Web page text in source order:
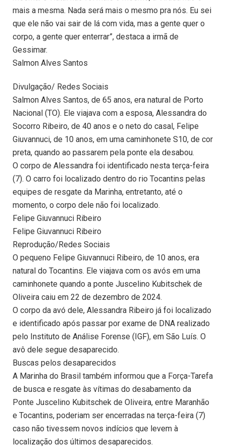
mais a mesma. Nada será mais o mesmo pra nós. Eu sei
que ele não vai sair de lá com vida, mas a gente quer o
corpo, a gente quer enterrar”, destaca a irmã de
Gessimar.
Salmon Alves Santos
Divulgação/ Redes Sociais
Salmon Alves Santos, de 65 anos, era natural de Porto
Nacional (TO). Ele viajava com a esposa, Alessandra do
Socorro Ribeiro, de 40 anos e o neto do casal, Felipe
Giuvannuci, de 10 anos, em uma caminhonete S10, de cor
preta, quando ao passarem pela ponte ela desabou.
O corpo de Alessandra foi identificado nesta terça-feira
(7). O carro foi localizado dentro do rio Tocantins pelas
equipes de resgate da Marinha, entretanto, até o
momento, o corpo dele não foi localizado.
Felipe Giuvannuci Ribeiro
Felipe Giuvannuci Ribeiro
Reprodução/Redes Sociais
O pequeno Felipe Giuvannuci Ribeiro, de 10 anos, era
natural do Tocantins. Ele viajava com os avós em uma
caminhonete quando a ponte Juscelino Kubitschek de
Oliveira caiu em 22 de dezembro de 2024.
O corpo da avó dele, Alessandra Ribeiro já foi localizado
e identificado após passar por exame de DNA realizado
pelo Instituto de Análise Forense (IGF), em São Luís. O
avô dele segue desaparecido.
Buscas pelos desaparecidos
A Marinha do Brasil também informou que a Força-Tarefa
de busca e resgate às vítimas do desabamento da
Ponte Juscelino Kubitschek de Oliveira, entre Maranhão
e Tocantins, poderiam ser encerradas na terça-feira (7)
caso não tivessem novos indícios que levem à
localização dos últimos desaparecidos.